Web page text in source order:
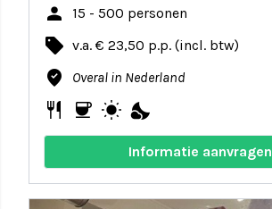
person 15 - 500 personen
local_offer v.a. € 23,50 p.p. (incl. btw)
where_to_vote Overal in Nederland
restaurant coffee wb_sunny nights_stay
Informatie aanvragen